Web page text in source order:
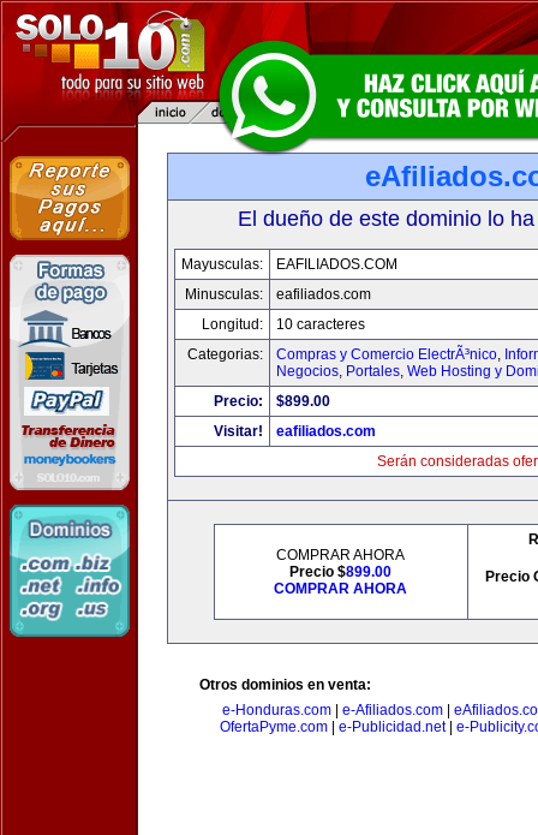
El dueño de este dominio lo
Mayusculas:
EAFILIADOS.COM
Minusculas:
eafiliados.com
Longitud:
10 caracteres
Categorias:
Compras y Comercio ElectrÃ³nico,
Negocios, Portales, Web Hosting y
Precio:
$899.00
Visitar!
eafiliados.com
Serán consideradas
COMPRAR AHORA
Precio $899.00
COMPRAR AHORA
Precio
Otros dominios en venta:
e-Honduras.com| e-Afiliados.com|
OfertaPyme.com| e-Publicidad.net| e-